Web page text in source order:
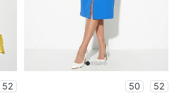
52 50 52